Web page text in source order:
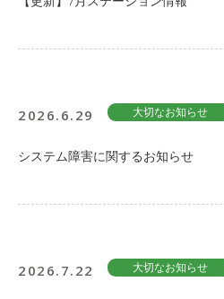
2026.6.29 大切なお知らせ
システム障害に関するお知らせ
2026.7.22 大切なお知らせ